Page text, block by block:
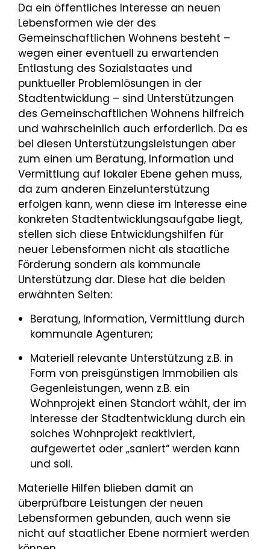
Da ein öffentliches Interesse an neuen
Lebensformen wie der des
Gemeinschaftlichen Wohnens besteht –
wegen einer eventuell zu erwartenden
Entlastung des Sozialstaates und
punktueller Problemlösungen in der
Stadtentwicklung – sind Unterstützungen
des Gemeinschaftlichen Wohnens hilfreich
und wahrscheinlich auch erforderlich. Da es
bei diesen Unterstützungsleistungen aber
zum einen um Beratung, Information und
Vermittlung auf lokaler Ebene gehen muss,
da zum anderen Einzelunterstützung
erfolgen kann, wenn diese im Interesse eine
konkreten Stadtentwicklungsaufgabe liegt,
stellen sich diese Entwicklungshilfen für
neuer Lebensformen nicht als staatliche
Förderung sondern als kommunale
Unterstützung dar. Diese hat die beiden
erwähnten Seiten:
Beratung, Information, Vermittlung durch
kommunale Agenturen;
Materiell relevante Unterstützung z.B. in
Form von preisgünstigen Immobilien als
Gegenleistungen, wenn z.B. ein
Wohnprojekt einen Standort wählt, der im
Interesse der Stadtentwicklung durch ein
solches Wohnprojekt reaktiviert,
aufgewertet oder „saniert“ werden kann
und soll.
Materielle Hilfen blieben damit an
überprüfbare Leistungen der neuen
Lebensformen gebunden, auch wenn sie
nicht auf staatlicher Ebene normiert werden